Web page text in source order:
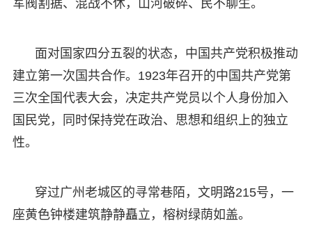
军阀割据、混战不休，山河破碎、民不聊生。
面对国家四分五裂的状态，中国共产党积极推动
建立第一次国共合作。1923年召开的中国共产党第
三次全国代表大会，决定共产党员以个人身份加入
国民党，同时保持党在政治、思想和组织上的独立
性。
穿过广州老城区的寻常巷陌，文明路215号，一
座黄色钟楼建筑静静矗立，榕树绿荫如盖。